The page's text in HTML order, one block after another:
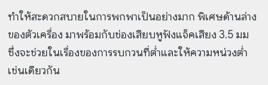
ทำให้สะดวกสบายในการพกพาเป็นอย่างมาก พิเศษด้านล่าง
ของตัวเครื่อง มาพร้อมกับช่องเสียบหูฟังแจ็คเสียง 3.5 มม
ซึ่งจะช่วยในเรื่องของการรบกวนที่ต่ำและให้ความหน่วงต่ำ
เช่นเดียวกัน